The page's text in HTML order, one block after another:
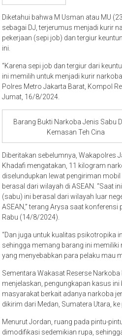
Diketahui bahwa M Usman atau MU
sebagai DJ, terjerumus menjadi kurir
pekerjaan (sepi job) dan tergiur
ini.
“Karena sepi job dan tergiur dari
ini memilih untuk menjadi kurir
Polres Metro Jakarta Barat, Kompol
Jumat, 16/8/2024.
Barang Bukti Narkoba Jenis Sabu
Kemasan Teh Cina
Diberitakan sebelumnya, Wakapolres
Khadafi mengatakan, 11 kilogram
diselundupkan lewat pengiriman
berasal dari wilayah di ASEAN. “Saat
(sabu) ini berasal dari wilayah luar
ASEAN,” terang Arysa saat konferensi
Rabu (14/8/2024).
“Dan juga untuk kualitas psikotropika
sehingga memang barang ini memiliki
yang menyebabkan para pelaku mau
Sementara Wakasat Reserse
menjelaskan, pengungkapan kasus
masyarakat berkait adanya narkoba
dikirim dari Medan, Sumatera Utara,
Menurut Jordan, ruang pada pintu-
dimodifikasi sedemikian rupa,